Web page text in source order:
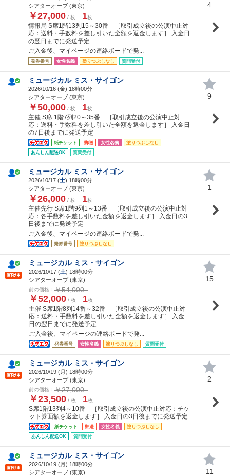
シアターオーブ (東京)
￥27,000 / 枚 1枚
情報局 S席1階13列15～30番 ［取引成立後の公演中止対
応：送料・手数料を差し引いた全額を返金します］ 入金日
の翌日までに発送予定
ご入金後、マイページの連絡ボードで発...
発券番号 女性名義 塗りつぶしなし 質問受付
4
ミュージカル ミス・サイゴン
2026/10/16 (金) 18時00分
シアターオーブ (東京)
￥50,000 / 枚 1枚
主催 S席 1階7列20～35番 ［取引成立後の公演中止対
応：送料・手数料を差し引いた全額を返金します］ 入金日
の7日後までに発送予定
紙チケット 郵送 女性名義
塗りつぶしなし
あんしん配送OK
質問受付
9
ミュージカル ミス・サイゴン
2026/10/17 (土) 18時00分
シアターオーブ (東京)
￥26,000 / 枚 1枚
主催先行 S席1階9列1～13番 ［取引成立後の公演中止対
応：各手数料を差し引いた金額を返金します］ 入金日の3
日後までに発送予定
ご入金後、マイページの連絡ボードで発...
発券番号 塗りつぶしなし
1
ミュージカル ミス・サイゴン
2026/10/17 (土) 18時00分
シアターオーブ (東京)
前の価格： ￥54,000
￥52,000 / 枚 1枚
主催 S席1階8列14番～32番 ［取引成立後の公演中止対
応：送料・手数料を差し引いた全額を返金します］ 入金
日の翌日までに発送予定
ご入金後、マイページの連絡ボードで発...
発券番号 女性名義 塗りつぶしなし 質問受付
15
ミュージカル ミス・サイゴン
2026/10/19 (月) 18時00分
シアターオーブ (東京)
前の価格： ￥27,000
￥23,500 / 枚 1枚
S席1階13列4～10番 ［取引成立後の公演中止対応：チケ
ット券面額を返金します］ 入金日の3日後までに発送予定
紙チケット 郵送 女性名義
塗りつぶしなし
あんしん配送OK
質問受付
2
ミュージカル ミス・サイゴン
2026/10/19 (月) 18時00分
シアターオーブ (東京)
11